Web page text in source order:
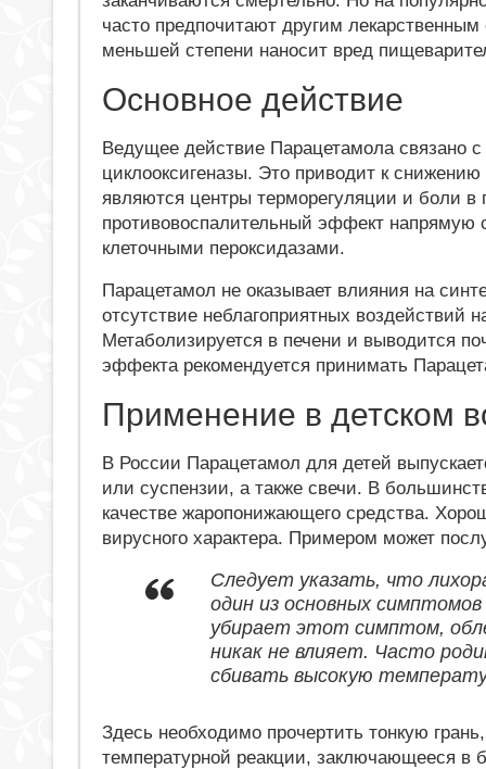
часто предпочитают другим
меньшей степени наносит вред
Основное действие
Ведущее действие Парацетамола связано
циклооксигеназы. Это приводит к
являются центры терморегуляции и боли
противовоспалительный эффект напрямую
клеточными пероксидазами.
Парацетамол не оказывает влияния на
отсутствие неблагоприятных
Метаболизируется в печени и выводится
эффекта рекомендуется принимать
Применение в детском
В России Парацетамол для детей
или суспензии, а также свечи. В
качестве жаропонижающего средства.
вирусного характера. Примером может
Следует указать, что
один из основных
убирает этот симптом,
никак не влияет. Часто
сбивать высокую
Здесь необходимо прочертить тонкую
температурной реакции, заключающееся в